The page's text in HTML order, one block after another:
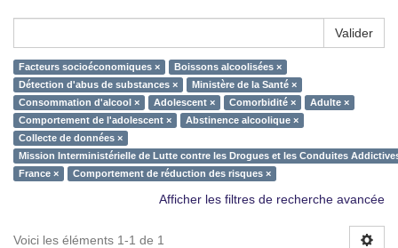
Valider
Facteurs socioéconomiques ×
Boissons alcoolisées ×
Détection d'abus de substances ×
Ministère de la Santé ×
Consommation d'alcool ×
Adolescent × Comorbidité ×
Adulte ×
Comportement de l'adolescent ×
Abstinence alcoolique ×
Collecte de données ×
Mission Interministérielle de Lutte contre les Drogues et les Conduites
France ×
Comportement de réduction des risques ×
Afficher les filtres de recherche avancée
Voici les éléments 1-1 de 1